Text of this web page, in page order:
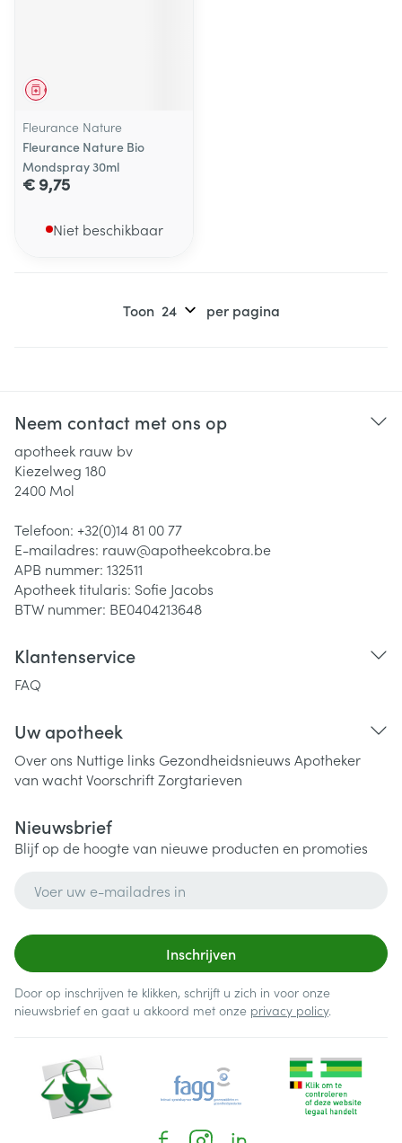
Geneesmiddel
Fleurance Nature
Fleurance Nature Bio
Mondspray 30ml
€ 9,75
Niet beschikbaar
Toon per pagina
Neem contact met ons op
apotheek rauw bv
Kiezelweg 180
2400 Mol
Telefoon: +32(0)14 81 00 77
E-mailadres: rauw@apotheekcobra.be
APB nummer: 132511
Apotheek titularis: Sofie Jacobs
BTW nummer: BE0404213648
Klantenservice
FAQ
Uw apotheek
Over ons Nuttige links Gezondheidsnieuws Apotheker
van wachtVoorschriftZorgtarieven
Nieuwsbrief
Blijf op de hoogte van nieuwe producten en promoties
Inschrijven
Door op inschrijven te klikken, schrijft u zich in voor onze
nieuwsbrief en gaat u akkoord met onze privacy policy.